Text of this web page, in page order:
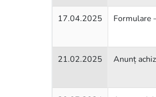
17.04.2025
Formulare
21.02.2025
Anunț